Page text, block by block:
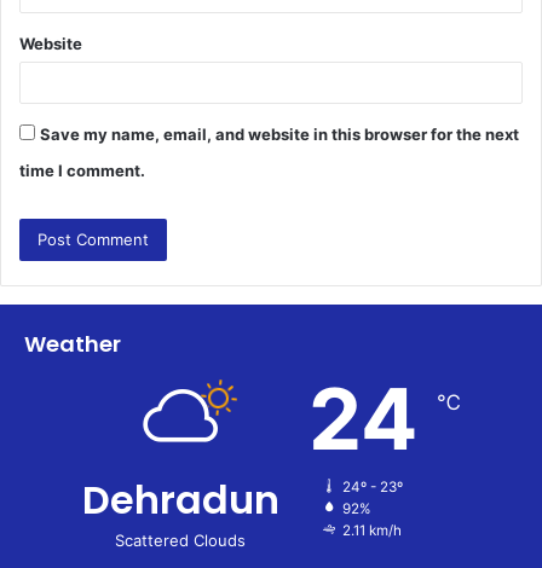
Website
Save my name, email, and website in this browser for the next
time I comment.
Weather
Dehradun
Scattered Clouds
24 ℃
24º - 23º
92%
2.11 km/h